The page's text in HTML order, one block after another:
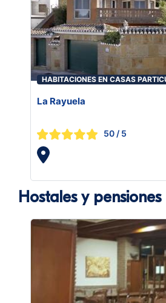
HABITACIONES EN CASAS
La Rayuela
50 / 5
Hostales y